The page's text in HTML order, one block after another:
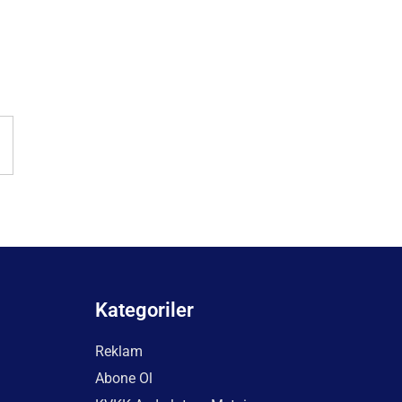
Kategoriler
Reklam
Abone Ol